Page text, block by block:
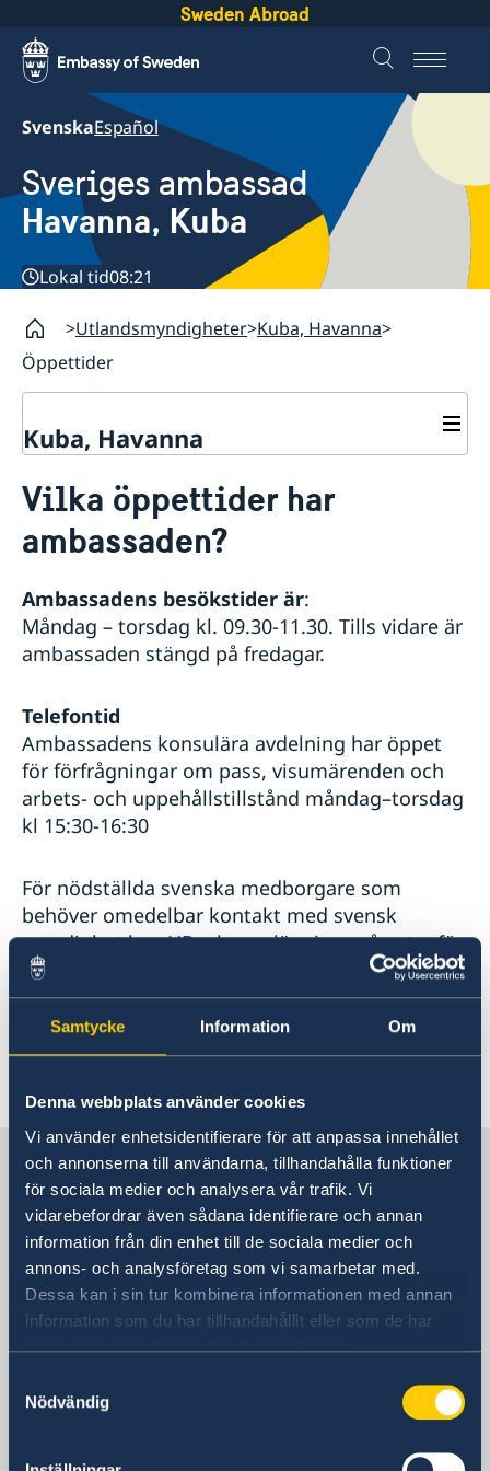
Samtycke Information Om
Denna webbplats använder cookies
Vi använder enhetsidentifierare för att anpassa innehållet
och annonserna till användarna, tillhandahålla funktioner
för sociala medier och analysera vår trafik. Vi
vidarebefordrar även sådana identifierare och annan
information från din enhet till de sociala medier och
annons- och analysföretag som vi samarbetar med.
Dessa kan i sin tur kombinera informationen med annan
information som du har tillhandahållit eller som de har
samlat in när du har använt deras tjänster.
Nödvändig
Sweden Abroad
SvenskaEspañol
Sveriges ambassad
Havanna, Kuba
Lokal tid08:21
Utlandsmyndigheter Kuba, Havanna
Öppettider
Kuba, Havanna
Om oss
Dataskyddspolicy för utlandsmyndigheten
Personal
Så stöttar vi svenska företag
Team Sweden
Så kan du få stöd
Svenska företag i Kuba och Dominikanska
Nyheter
Vilka öppettider har
ambassaden?
Ambassadens besökstider är:
Måndag – torsdag kl. 09.30-11.30. Tills vidare är
ambassaden stängd på fredagar.
Telefontid
Ambassadens konsulära avdelning har öppet
för förfrågningar om pass, visumärenden och
arbets- och uppehållstillstånd måndag–torsdag
kl 15:30-16:30
För nödställda svenska medborgare som
behöver omedelbar kontakt med svensk
myndighet kan UD:s konsulära jour nås utanför
ambassadens kontorstid (måndag–torsdag
08.00-16.30) genom att ringa ambassadens
växel +53 7 204 28 31 och följa anvisningarna.
Sverige i Kuba
SVERIGES AMBASSAD I Havanna
Besöksadress
Calle 34, nr 510,
Kuba
Postadress